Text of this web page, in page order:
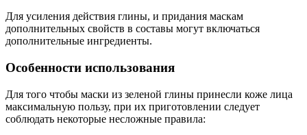
Для усиления действия глины, и придания маскам
дополнительных свойств в составы могут включаться
дополнительные ингредиенты.
Особенности использования
Для того чтобы маски из зеленой глины принесли коже лица
максимальную пользу, при их приготовлении следует
соблюдать некоторые несложные правила: